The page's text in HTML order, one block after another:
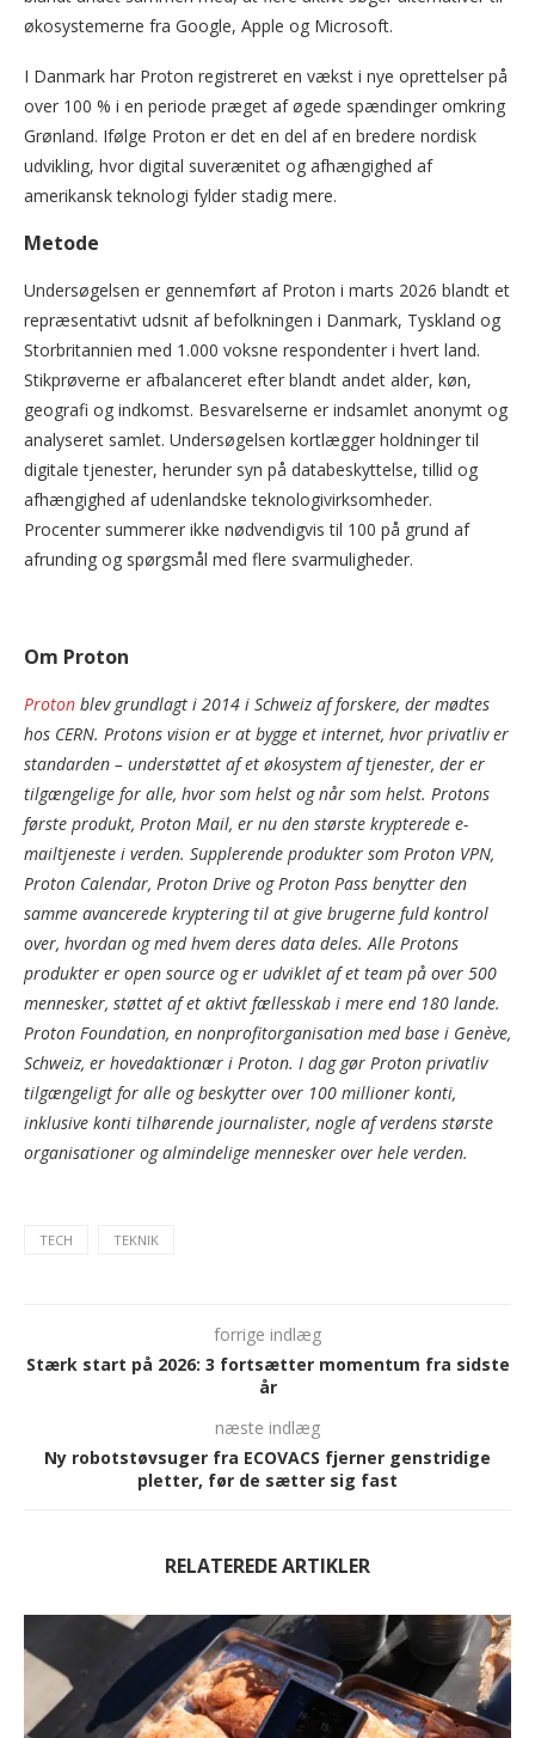
økosystemerne fra Google, Apple og Microsoft.
I Danmark har Proton registreret en vækst i nye oprettelser på
over 100 % i en periode præget af øgede spændinger omkring
Grønland. Ifølge Proton er det en del af en bredere nordisk
udvikling, hvor digital suverænitet og afhængighed af
amerikansk teknologi fylder stadig mere.
Metode
Undersøgelsen er gennemført af Proton i marts 2026 blandt et
repræsentativt udsnit af befolkningen i Danmark, Tyskland og
Storbritannien med 1.000 voksne respondenter i hvert land.
Stikprøverne er afbalanceret efter blandt andet alder, køn,
geografi og indkomst. Besvarelserne er indsamlet anonymt og
analyseret samlet. Undersøgelsen kortlægger holdninger til
digitale tjenester, herunder syn på databeskyttelse, tillid og
afhængighed af udenlandske teknologivirksomheder.
Procenter summerer ikke nødvendigvis til 100 på grund af
afrunding og spørgsmål med flere svarmuligheder.
Om Proton
Proton blev grundlagt i 2014 i Schweiz af forskere, der mødtes
hos CERN. Protons vision er at bygge et internet, hvor privatliv er
standarden – understøttet af et økosystem af tjenester, der er
tilgængelige for alle, hvor som helst og når som helst. Protons
første produkt, Proton Mail, er nu den største krypterede e-
mailtjeneste i verden. Supplerende produkter som Proton VPN,
Proton Calendar, Proton Drive og Proton Pass benytter den
samme avancerede kryptering til at give brugerne fuld kontrol
over, hvordan og med hvem deres data deles. Alle Protons
produkter er open source og er udviklet af et team på over 500
mennesker, støttet af et aktivt fællesskab i mere end 180 lande.
Proton Foundation, en nonprofitorganisation med base i Genève,
Schweiz, er hovedaktionær i Proton. I dag gør Proton privatliv
tilgængeligt for alle og beskytter over 100 millioner konti,
inklusive konti tilhørende journalister, nogle af verdens største
organisationer og almindelige mennesker over hele verden.
TECH TEKNIK
forrige indlæg
Stærk start på 2026: 3 fortsætter momentum fra sidste
år
næste indlæg
Ny robotstøvsuger fra ECOVACS fjerner genstridige
pletter, før de sætter sig fast
RELATEREDE ARTIKLER